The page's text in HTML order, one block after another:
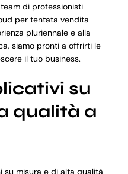
di professionisti
per tentata vendita
pluriennale e alla
siamo pronti a offrirti le
il tuo business.
su
qualità a
su misura e di alta qualità